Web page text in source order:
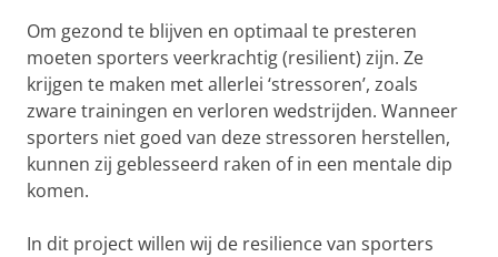
Om gezond te blijven en optimaal te presteren
moeten sporters veerkrachtig (resilient) zijn. Ze
krijgen te maken met allerlei ‘stressoren’, zoals
zware trainingen en verloren wedstrijden. Wanneer
sporters niet goed van deze stressoren herstellen,
kunnen zij geblesseerd raken of in een mentale dip
komen.
In dit project willen wij de resilience van sporters